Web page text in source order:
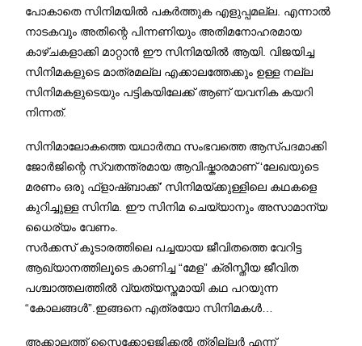
പോകാതെ സിനിമയിൽ പകർത്തുക എളുപ്പമല്ല. എന്നാൽ
നാടകവും അതിന്റെ പിന്നണിയും അതിമനോഹരമായ
കാഴ്ചകളാക്കി മാറ്റാൻ ഈ സിനിമയിൽ ആയി. വിജയിച്ച
സിനിമകളുടെ മാത്രമല്ല എക്കാലത്തേക്കും ഉള്ള നല്ല
സിനിമകളുടെയും പട്ടികയിലേക്ക് ആണ് യവനിക കയറി
നിന്നത്.
സിനിമാലോകത്തെ യഥാർത്ഥ സംഭവത്തെ ആസ്പദമാക്കി
ജോർജിന്റെ സ്വതന്ത്രമായ ആവിഷ്കാരമാണ് ‘ലേഖയുടെ
മരണം ഒരു ഫ്‌ളാഷ്ബാക്ക്’ സിനിമയ്ക്കുള്ളിലെ കഥകളെ
കുറിച്ചുള്ള സിനിമ. ഈ സിനിമ ചെയ്യാനും അസാമാന്യ
ധൈര്യം വേണം.
സർക്കസ് കൂടാരത്തിലെ പച്ചയായ ജീവിതത്തെ വേറിട്ട
ആഖ്യാനത്തിലൂടെ കാണിച്ച “മേള” ക്രിസ്തീയ ജീവിത
പശ്ചാത്തലത്തിൽ വ്യത്യസ്തമായി കഥ പറയുന്ന
“കോലങ്ങൾ”.ഇങ്ങനെ എത്രയോ സിനിമകൾ…
അക്കാലത്ത് സൈക്കോളജിക്കൽ ത്രില്ലർ എന്ന്